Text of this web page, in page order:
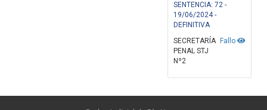
SENTENCIA: 72 -
19/06/2024 -
DEFINITIVA
Fallo
SECRETARÍA
PENAL STJ
Nº2